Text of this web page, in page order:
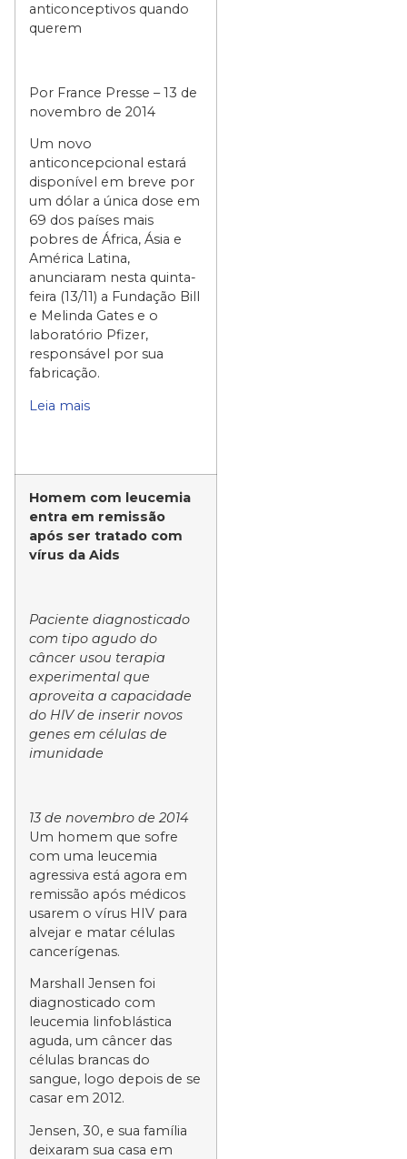
anticonceptivos quando
querem
Por France Presse – 13 de
novembro de 2014
Um novo
anticoncepcional estará
disponível em breve por
um dólar a única dose em
69 dos países mais
pobres de África, Ásia e
América Latina,
anunciaram nesta quinta-
feira (13/11) a Fundação Bill
e Melinda Gates e o
laboratório Pfizer,
responsável por sua
fabricação.
Leia mais
Homem com leucemia
entra em remissão
após ser tratado com
vírus da Aids
Paciente diagnosticado
com tipo agudo do
câncer usou terapia
experimental que
aproveita a capacidade
do HIV de inserir novos
genes em células de
imunidade
13 de novembro de 2014
Um homem que sofre
com uma leucemia
agressiva está agora em
remissão após médicos
usarem o vírus HIV para
alvejar e matar células
cancerígenas.
Marshall Jensen foi
diagnosticado com
leucemia linfoblástica
aguda, um câncer das
células brancas do
sangue, logo depois de se
casar em 2012.
Jensen, 30, e sua família
deixaram sua casa em